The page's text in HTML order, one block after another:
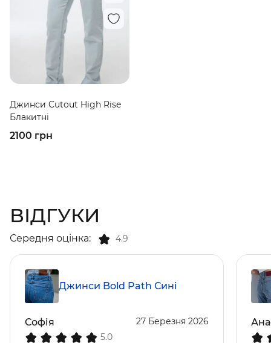
Джинси Cutout High Rise
Блакитні
2100 грн
ВІДГУКИ
Середня оцінка: 4.9
Джинси Bold Path Сині
Софія
5.0
27 Березня 2026